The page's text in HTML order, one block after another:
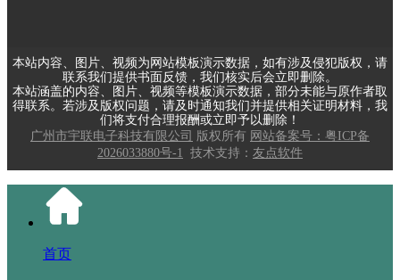
本站内容、图片、视频为网站模板演示数据，如有涉及侵犯版权，请
联系我们提供书面反馈，我们核实后会立即删除。
本站涵盖的内容、图片、视频等模板演示数据，部分未能与原作者取
得联系。若涉及版权问题，请及时通知我们并提供相关证明材料，我
们将支付合理报酬或立即予以删除！
广州市宇联电子科技有限公司
版权所有 网站备案号：粤ICP备
2026033880号-1 技术支持： 友点软件
首页